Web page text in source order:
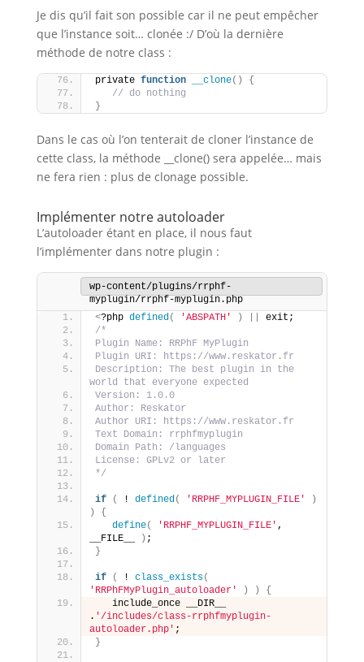
Je dis qu’il fait son possible car il ne peut empêcher
que l’instance soit… clonée :/ D’où la dernière
méthode de notre class :
private function __clone()
{
// do nothing
}
Dans le cas où l’on tenterait de cloner l’instance de
cette class, la méthode __clone() sera appelée… mais
ne fera rien : plus de clonage possible.
Implémenter notre autoloader
L’autoloader étant en place, il nous faut
l’implémenter dans notre plugin :
wp-content/plugins/rrphf-
myplugin/rrphf-myplugin.php
<?php defined( 'ABSPATH' )
exit;
/*
Plugin Name: RRPhF MyPlugin
Plugin URI: https://www.reskator.fr
Description: The best plugin in the
world that everyone expected
Version: 1.0.0
Author: Reskator
Author URI: https://www.reskator.fr
Text Domain: rrphfmyplugin
Domain Path: /languages
License: GPLv2 or later
*/
if ( ! defined( 'RRPHF_MYPLUGIN_FILE'
)
)
{
define( 'RRPHF_MYPLUGIN_FILE' ,
__FILE__
) ;
}
if ( ! class_exists(
'RRPhFMyPlugin_autoloader'
) )
{
   include_once __DIR__
. '/includes/class-rrphfmyplugin-
autoloader.php' ;
}